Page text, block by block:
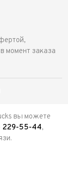
момент заказа
вы можете
229-55-44,